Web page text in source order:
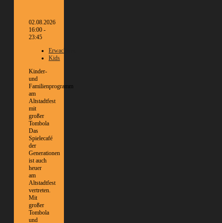
02.08.2026
16:00 -
23:45
Erwachsene
Kids
Kinder-
und
Familienprogramm
am
Altstadtfest
mit
großer
Tombola
Das
Spielecafé
der
Generationen
ist auch
heuer
am
Altstadtfest
vertreten.
Mit
großer
Tombola
und